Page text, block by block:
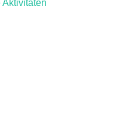
Aktivitäten